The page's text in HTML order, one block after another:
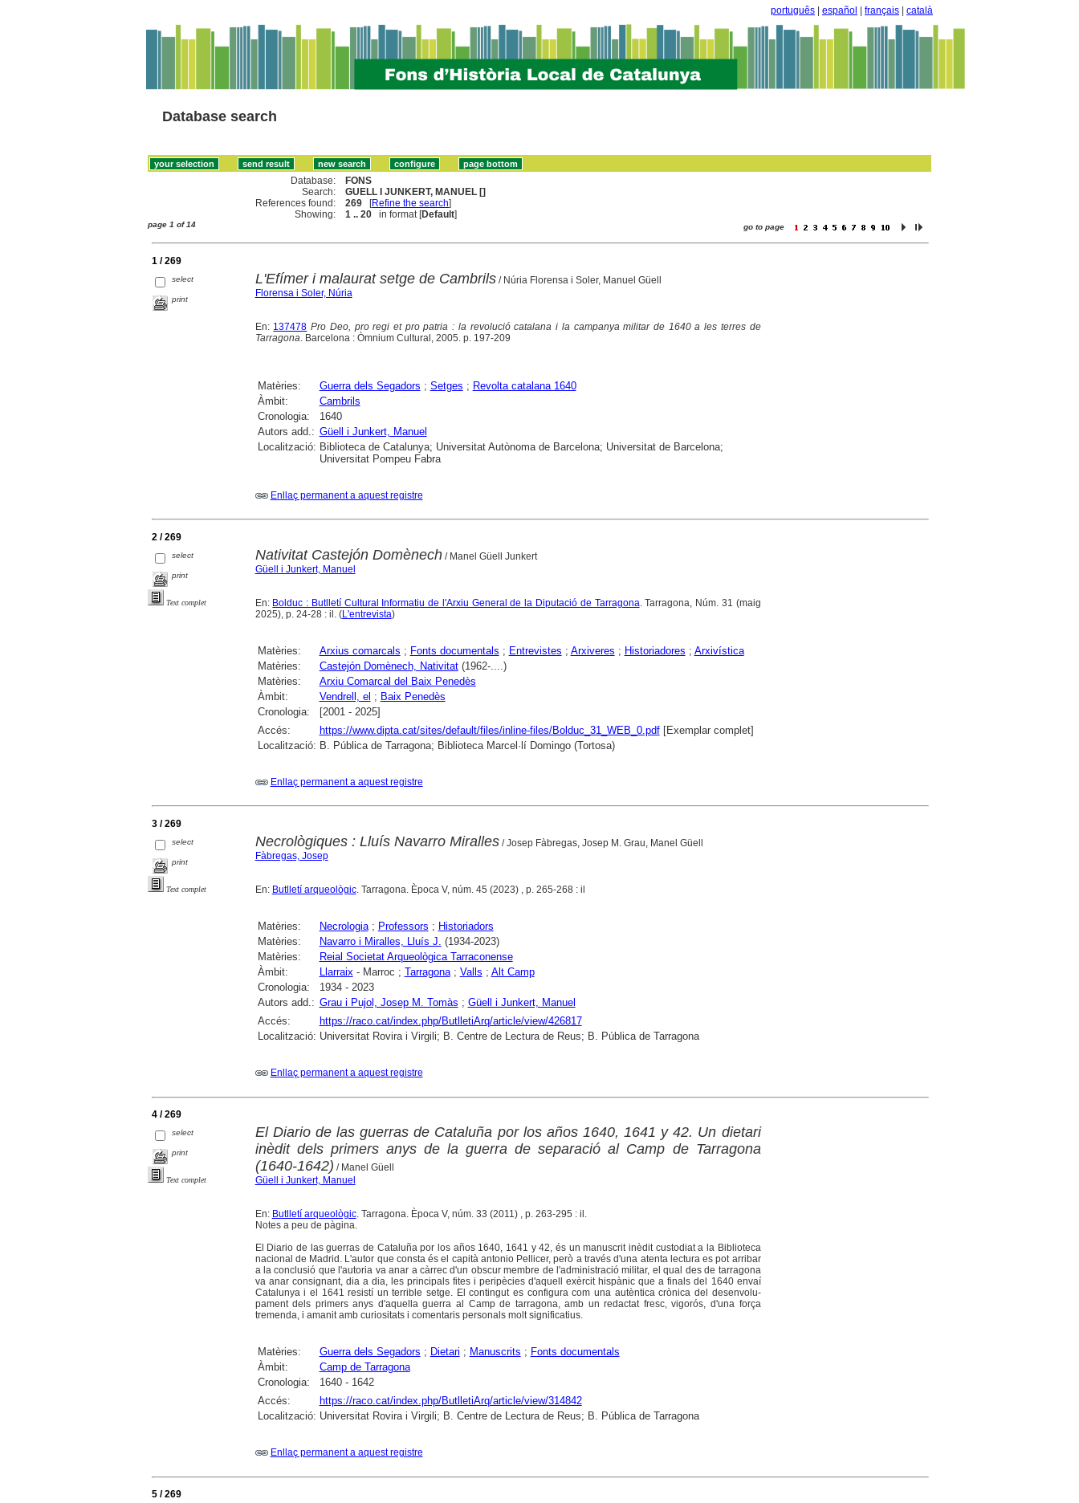
português español français català
Database search
Database:
FONS
Search:
GUELL I JUNKERT, MANUEL []
References found:
269 [Refine the search]
Showing:
1 .. 20 in format [Default]
page 1 of 14 go to page
1 / 269
select
print
L'Efímer i malaurat setge de Cambrils/ Núria Florensa i Soler, Manuel Güell
Florensa i Soler, Núria
En: 137478 Pro Deo, pro regi et pro patria : la revolució catalana i la campanya militar de 1640 a les terres de
Tarragona. Barcelona : Òmnium Cultural, 2005. p. 197-209
Matèries: Guerra dels Segadors ; Setges ; Revolta catalana 1640
Àmbit:
Cambrils
Cronologia:
1640
Autors add.: Güell i Junkert, Manuel
Localització: Biblioteca de Catalunya; Universitat Autònoma de Barcelona; Universitat de Barcelona;
Universitat Pompeu Fabra
Enllaç permanent a aquest registre
2 / 269
select
print
Text complet
Nativitat Castejón Domènech/ Manel Güell Junkert
Güell i Junkert, Manuel
En: Bolduc : Butlletí Cultural Informatiu de l'Arxiu General de la Diputació de Tarragona. Tarragona, Núm. 31 (maig
2025), p. 24-28 : il. (L'entrevista)
Matèries: Arxius comarcals ; Fonts documentals ; Entrevistes ; Arxiveres ; Historiadores ; Arxivística
Matèries:
Castejón Domènech, Nativitat(1962-....)
Matèries:
Arxiu Comarcal del Baix Penedès
Àmbit:
Vendrell, el ; Baix Penedès
Cronologia:
[2001 - 2025]
Accés:
https://www.dipta.cat/sites/default/files/inline-files/Bolduc_31_WEB_0.pdf[Exemplar complet]
Localització: B. Pública de Tarragona; Biblioteca Marcel·lí Domingo (Tortosa)
Enllaç permanent a aquest registre
3 / 269
select
print
Text complet
Necrològiques : Lluís Navarro Miralles/ Josep Fàbregas, Josep M. Grau, Manel Güell
Fàbregas, Josep
En: Butlletí arqueològic. Tarragona. Època V, núm. 45 (2023) , p. 265-268 : il
Matèries: Necrologia; Professors ; Historiadors
Matèries:
Navarro i Miralles, Lluís J. (1934-2023)
Matèries:
Reial Societat Arqueològica Tarraconense
Àmbit:
Llarraix- Marroc ; Tarragona; Valls ; Alt Camp
Cronologia:
1934 - 2023
Autors add.: Grau i Pujol, Josep M. Tomàs ; Güell i Junkert, Manuel
Accés:
https://raco.cat/index.php/ButlletiArq/article/view/426817
Localització: Universitat Rovira i Virgili; B. Centre de Lectura de Reus; B. Pública de Tarragona
Enllaç permanent a aquest registre
4 / 269
select
print
Text complet
El Diario de las guerras de Cataluña por los años 1640, 1641 y 42. Un dietari
inèdit dels primers anys de la guerra de separació al Camp de Tarragona
(1640-1642) / Manel Güell
Güell i Junkert, Manuel
En: Butlletí arqueològic. Tarragona. Època V, núm. 33 (2011) , p. 263-295 : il.
Notes a peu de pàgina.
El Diario de las guerras de Cataluña por los años 1640, 1641 y 42, és un manuscrit inèdit custodiat a la Biblioteca
nacional de Madrid. L'autor que consta és el capità antonio Pellicer, però a través d'una atenta lectura es pot arribar
a la conclusió que l'autoria va anar a càrrec d'un obscur membre de l'administració militar, el qual des de tarragona
va anar consignant, dia a dia, les principals fites i peripècies d'aquell exèrcit hispànic que a finals del 1640 envaí
Catalunya i el 1641 resistí un terrible setge. El contingut es configura com una autèntica crònica del desenvolu-
pament dels primers anys d'aquella guerra al Camp de tarragona, amb un redactat fresc, vigorós, d'una força
tremenda, i amanit amb curiositats i comentaris personals molt significatius.
Matèries: Guerra dels Segadors ; Dietari ; Manuscrits ; Fonts documentals
Àmbit:
Camp de Tarragona
Cronologia:
1640 - 1642
Accés:
https://raco.cat/index.php/ButlletiArq/article/view/314842
Localització: Universitat Rovira i Virgili; B. Centre de Lectura de Reus; B. Pública de Tarragona
Enllaç permanent a aquest registre
5 / 269